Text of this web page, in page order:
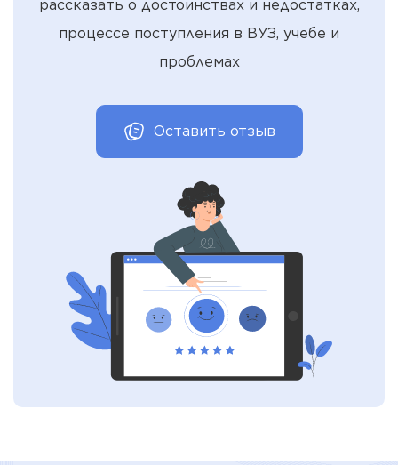
рассказать о достоинствах и недостатках,
процессе поступления в ВУЗ, учебе и
проблемах
Оставить отзыв